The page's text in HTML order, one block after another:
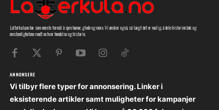
Latterkula.no har som eneste formål å spre humor, glede og moro. Vi ønsker også, så langt det er mulig, å dele historien bak og
omstendighetene rundt en hver hendelse og historie.
ANNONSERE
Vi tilbyr flere typer for annonsering. Linker i
eksisterende artikler samt muligheter for kampanjer